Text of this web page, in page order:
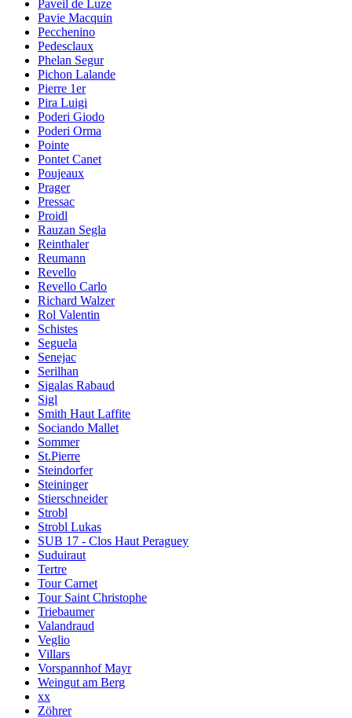
Paveil de Luze
Pavie Macquin
Pecchenino
Pedesclaux
Phelan Segur
Pichon Lalande
Pierre 1er
Pira Luigi
Poderi Giodo
Poderi Orma
Pointe
Pontet Canet
Poujeaux
Prager
Pressac
Proidl
Rauzan Segla
Reinthaler
Reumann
Revello
Revello Carlo
Richard Walzer
Rol Valentin
Schistes
Seguela
Senejac
Serilhan
Sigalas Rabaud
Sigl
Smith Haut Laffite
Sociando Mallet
Sommer
St.Pierre
Steindorfer
Steininger
Stierschneider
Strobl
Strobl Lukas
SUB 17 - Clos Haut Peraguey
Suduiraut
Tertre
Tour Carnet
Tour Saint Christophe
Triebaumer
Valandraud
Veglio
Villars
Vorspannhof Mayr
Weingut am Berg
xx
Zöhrer